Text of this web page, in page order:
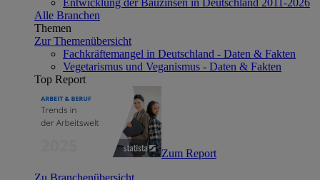
Alle Branchen
Themen
Zur Themenübersicht
Fachkräftemangel in Deutschland - Daten & Fakten
Vegetarismus und Veganismus - Daten & Fakten
Top Report
Zum Report
Zu Branchenübersicht